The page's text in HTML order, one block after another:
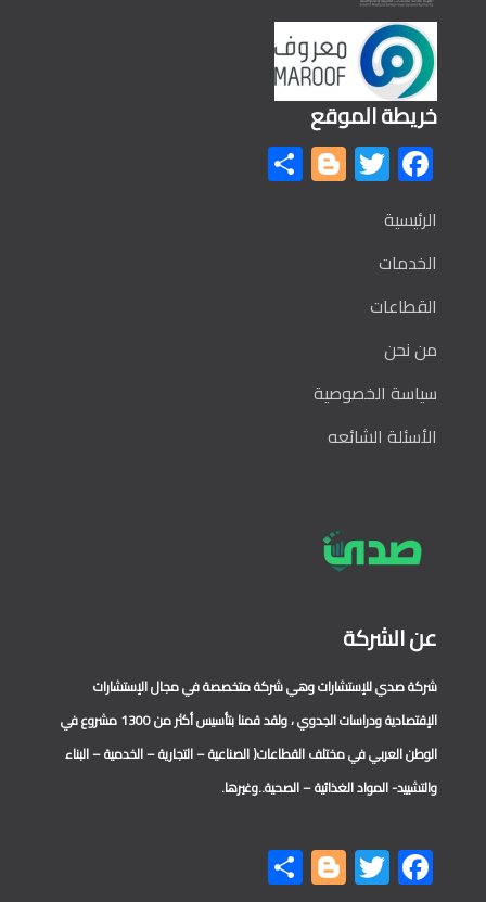
خريطة الموقع
Facebook
Twitter
Blogger
الرئيسية
الخدمات
القطاعات
من نحن
سياسة الخصوصية
الأسئلة الشائعه
عن الشركة
شركة صدي للإستشارات وهي شركة متخصصة في مجال الإستشارات
الإقتصادية ودراسات الجدوي ، ولقد قمنا بتأسيس أكثر من 1300 مشروع في
الوطن العربي في مختلف القطاعات( الصناعية – التجارية – الخدمية – البناء
والتشييد- المواد الغذائية – الصحية..وغيرها.
Facebook
Twitter
Blogger